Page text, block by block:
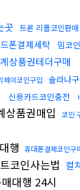
곳 트론 리플코인판매
폰결제세탁 밈코
상품권테더구매
페이코인구입 솔라나
신용카드코인충전
상품권매입 코인
행 휴대폰결제코인구
코인사는법 컬
대행 24시